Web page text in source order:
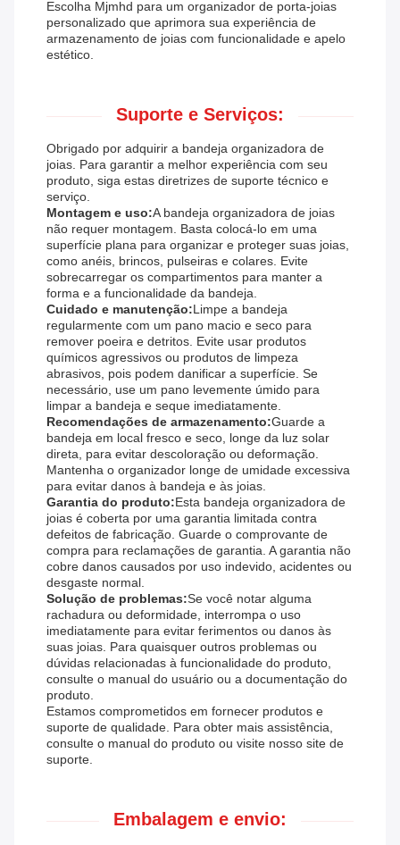
Escolha Mjmhd para um organizador de porta-joias
personalizado que aprimora sua experiência de
armazenamento de joias com funcionalidade e apelo
estético.
Suporte e Serviços:
Obrigado por adquirir a bandeja organizadora de
joias. Para garantir a melhor experiência com seu
produto, siga estas diretrizes de suporte técnico e
serviço.
Montagem e uso:A bandeja organizadora de joias
não requer montagem. Basta colocá-lo em uma
superfície plana para organizar e proteger suas joias,
como anéis, brincos, pulseiras e colares. Evite
sobrecarregar os compartimentos para manter a
forma e a funcionalidade da bandeja.
Cuidado e manutenção:Limpe a bandeja
regularmente com um pano macio e seco para
remover poeira e detritos. Evite usar produtos
químicos agressivos ou produtos de limpeza
abrasivos, pois podem danificar a superfície. Se
necessário, use um pano levemente úmido para
limpar a bandeja e seque imediatamente.
Recomendações de armazenamento:Guarde a
bandeja em local fresco e seco, longe da luz solar
direta, para evitar descoloração ou deformação.
Mantenha o organizador longe de umidade excessiva
para evitar danos à bandeja e às joias.
Garantia do produto:Esta bandeja organizadora de
joias é coberta por uma garantia limitada contra
defeitos de fabricação. Guarde o comprovante de
compra para reclamações de garantia. A garantia não
cobre danos causados ​​por uso indevido, acidentes ou
desgaste normal.
Solução de problemas:Se você notar alguma
rachadura ou deformidade, interrompa o uso
imediatamente para evitar ferimentos ou danos às
suas joias. Para quaisquer outros problemas ou
dúvidas relacionadas à funcionalidade do produto,
consulte o manual do usuário ou a documentação do
produto.
Estamos comprometidos em fornecer produtos e
suporte de qualidade. Para obter mais assistência,
consulte o manual do produto ou visite nosso site de
suporte.
Embalagem e envio: